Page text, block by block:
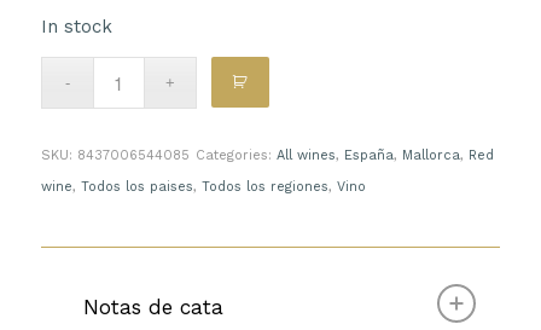
In stock
SKU: 8437006544085 Categories: All wines, España, Mallorca, Red
wine, Todos los paises, Todos los regiones, Vino
Notas de cata